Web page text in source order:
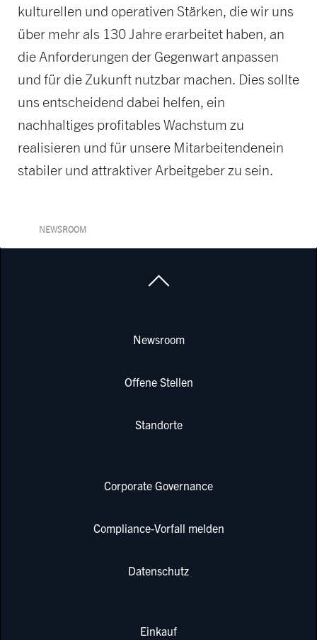
kulturellen und operativen Stärken, die wir uns
über mehr als 130 Jahre erarbeitet haben, an
die Anforderungen der Gegenwart anpassen
und für die Zukunft nutzbar machen. Dies sollte
uns entscheidend dabei helfen, ein
nachhaltiges profitables Wachstum zu
realisieren und für unsere Mitarbeitendenein
stabiler und attraktiver Arbeitgeber zu sein.
NEWSROOM
Newsroom
Offene Stellen
Standorte
Corporate Governance
Compliance-Vorfall melden
Datenschutz
Einkauf